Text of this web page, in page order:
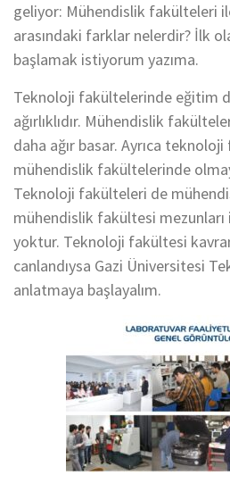
geliyor: Mühendislik fakülteleri
arasındaki farklar nelerdir? İlk
başlamak istiyorum yazıma.
Teknoloji fakültelerinde eğitim
ağırlıklıdır. Mühendislik
daha ağır basar. Ayrıca
mühendislik fakültelerinde
Teknoloji fakülteleri de mühendis
mühendislik fakültesi
yoktur. Teknoloji fakültesi
canlandıysa Gazi Üniversitesi
anlatmaya başlayalım.